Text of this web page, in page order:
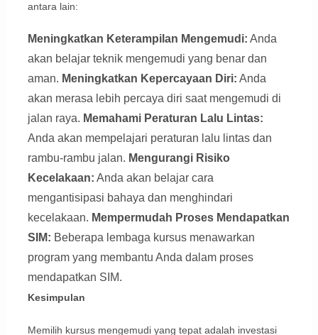
antara lain:
Meningkatkan Keterampilan Mengemudi: Anda
akan belajar teknik mengemudi yang benar dan
aman. Meningkatkan Kepercayaan Diri: Anda
akan merasa lebih percaya diri saat mengemudi di
jalan raya. Memahami Peraturan Lalu Lintas:
Anda akan mempelajari peraturan lalu lintas dan
rambu-rambu jalan. Mengurangi Risiko
Kecelakaan: Anda akan belajar cara
mengantisipasi bahaya dan menghindari
kecelakaan. Mempermudah Proses Mendapatkan
SIM: Beberapa lembaga kursus menawarkan
program yang membantu Anda dalam proses
mendapatkan SIM.
Kesimpulan
Memilih kursus mengemudi yang tepat adalah investasi